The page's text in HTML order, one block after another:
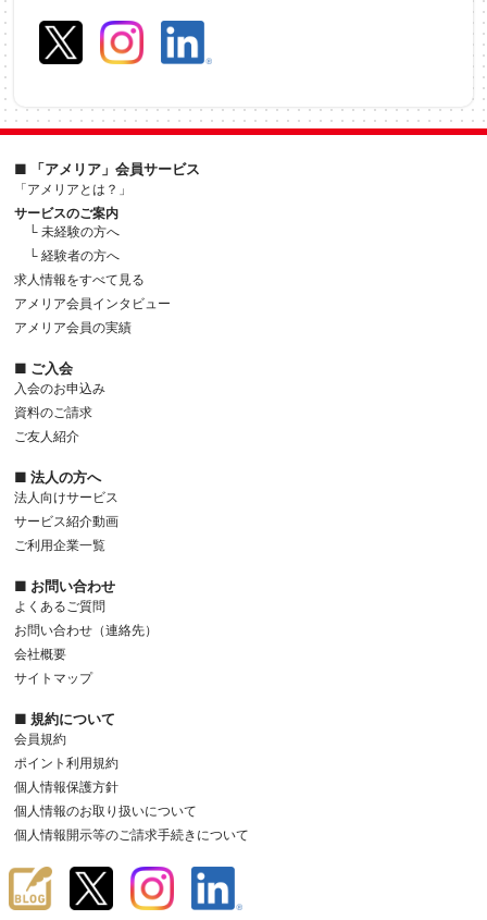
■ 「アメリア」会員サービス
「アメリアとは？」
サービスのご案内
└ 未経験の方へ
└ 経験者の方へ
求人情報をすべて見る
アメリア会員インタビュー
アメリア会員の実績
■ ご入会
入会のお申込み
資料のご請求
ご友人紹介
■ 法人の方へ
法人向けサービス
サービス紹介動画
ご利用企業一覧
■ お問い合わせ
よくあるご質問
お問い合わせ（連絡先）
会社概要
サイトマップ
■ 規約について
会員規約
ポイント利用規約
個人情報保護方針
個人情報のお取り扱いについて
個人情報開示等のご請求手続きについて